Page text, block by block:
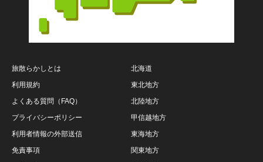
旅散らかしとは
利用規約
よくある質問（FAQ）
プライバシーポリシー
利用者情報の外部送信
免責事項
北海道
東北地方
北陸地方
甲信越地方
東海地方
関東地方